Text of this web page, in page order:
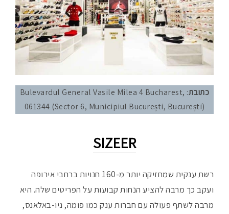
כתובת : Bulevardul General Vasile Milea 4 Bucharest,
061344 (Sector 6, Municipiul București, București)
SIZEER
רשת ענקית שמחזיקה יותר מ-160 חנויות ברחבי אירופה
ועקב כך מרבה להציע הנחות קבועות על הפריטים שלה. היא
מרבה לשתף פעולה עם חברות ענק כמו פומה, ניו-באלאנס,